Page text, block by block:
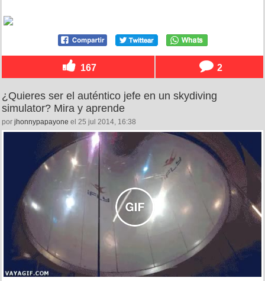
167 2
¿Quieres ser el auténtico jefe en un skydiving
simulator? Mira y aprende
por jhonnypapayone el 25 jul 2014, 16:38